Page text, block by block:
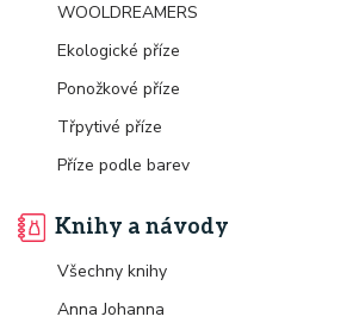
WOOLDREAMERS
Ekologické příze
Ponožkové příze
Třpytivé příze
Příze podle barev
Knihy a návody
Všechny knihy
Anna Johanna